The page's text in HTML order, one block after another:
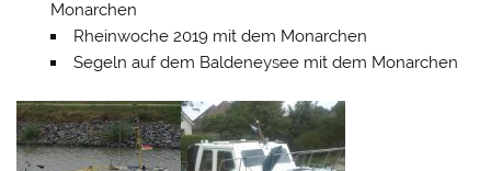
Monarchen
Rheinwoche 2019 mit dem Monarchen
Segeln auf dem Baldeneysee mit dem Monarchen